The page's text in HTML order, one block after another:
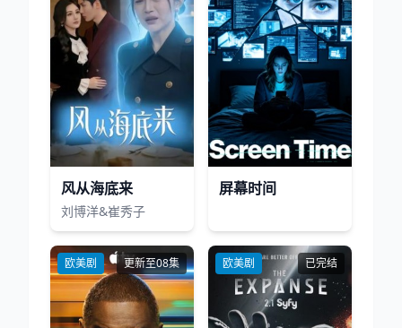
风从海底来
刘博洋&崔秀子
屏幕时间
欧美剧 更新至08集 欧美剧 已完结